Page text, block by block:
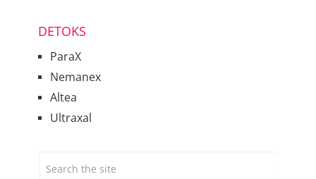
DETOKS
ParaX
Nemanex
Altea
Ultraxal